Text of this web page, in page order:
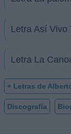
Letra Así Vivo
Letra La
+ Letras de
Discografía